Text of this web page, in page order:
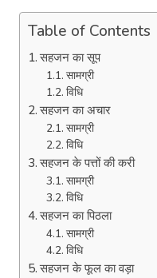
Table of Contents
सहजन का सूप
सामग्री
विधि
सहजन का अचार
सामग्री
विधि
सहजन के पत्तों की करी
सामग्री
विधि
सहजन का पिठला
सामग्री
विधि
सहजन के फूल का वड़ा